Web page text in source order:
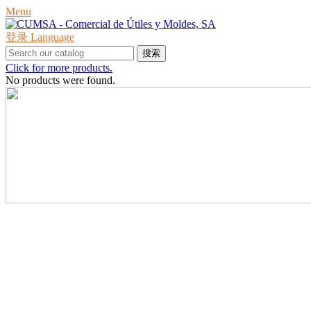
Menu
登录 Language
搜索
Click for more products.
No products were found.